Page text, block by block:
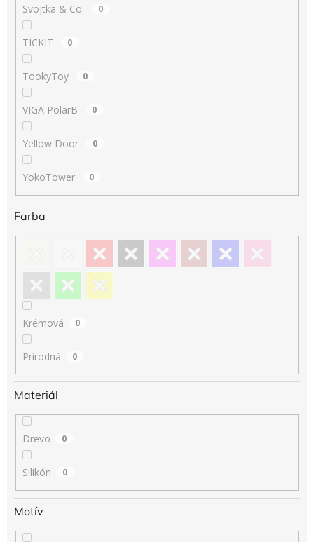
Svojtka & Co. 0
TICKIT 0
TookyToy 0
VIGA PolarB 0
Yellow Door 0
YokoTower 0
Farba
Krémová 0
Prírodná 0
Materiál
Drevo 0
Silikón 0
Motív